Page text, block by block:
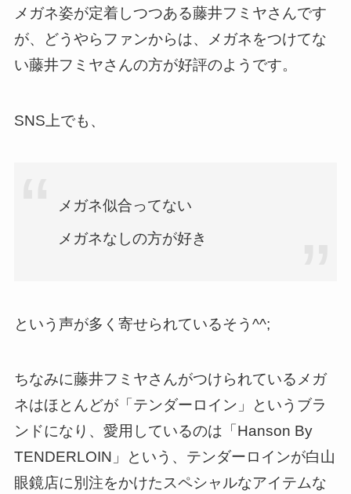
メガネ姿が定着しつつある藤井フミヤさんです
が、どうやらファンからは、メガネをつけてな
い藤井フミヤさんの方が好評のようです。
SNS上でも、
メガネ似合ってない
メガネなしの方が好き
という声が多く寄せられているそう^^;
ちなみに藤井フミヤさんがつけられているメガ
ネはほとんどが「テンダーロイン」というブラ
ンドになり、愛用しているのは「Hanson By
TENDERLOIN」という、テンダーロインが白山
眼鏡店に別注をかけたスペシャルなアイテムな